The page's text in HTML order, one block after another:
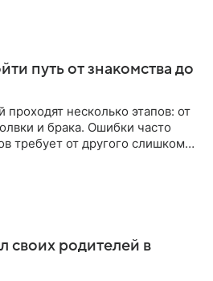
путь от знакомства до
несколько этапов: от
и брака. Ошибки часто
требует от другого слишком
своих родителей в